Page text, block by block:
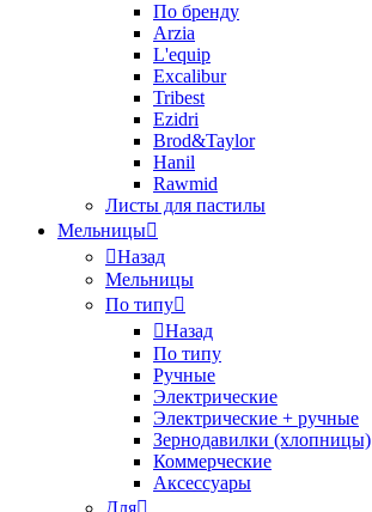
По бренду
Arzia
L'equip
Excalibur
Tribest
Ezidri
Brod&Taylor
Hanil
Rawmid
Листы для пастилы
Мельницы
Назад
Мельницы
По типу
Назад
По типу
Ручные
Электрические
Электрические + ручные
Зернодавилки (хлопницы)
Коммерческие
Аксессуары
Для